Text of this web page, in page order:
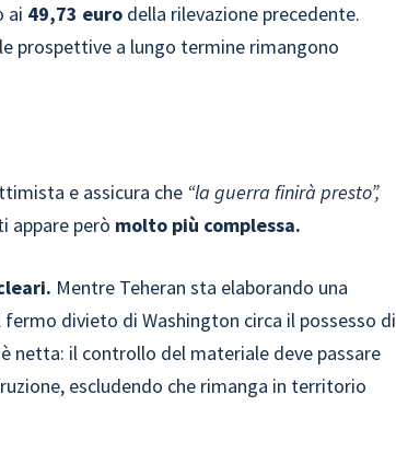
ai 49,73 euro della rilevazione precedente.
prospettive a lungo termine rimangono
e assicura che “la guerra finirà presto”,
appare però molto più complessa.
Mentre Teheran sta elaborando una
divieto di Washington circa il possesso di
netta: il controllo del materiale deve passare
escludendo che rimanga in territorio